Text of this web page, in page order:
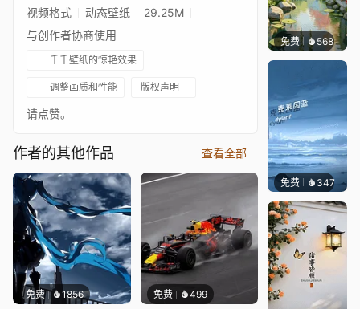
视频格式 动态壁纸
29.25M
与创作者协商使用
千千壁纸的惊艳效果
调整画质和性能 版权声明
请点赞。
作者的其他作品 查看全部
免费 1856 免费 499
免费 568渔小小
免费 347冰茶Ln